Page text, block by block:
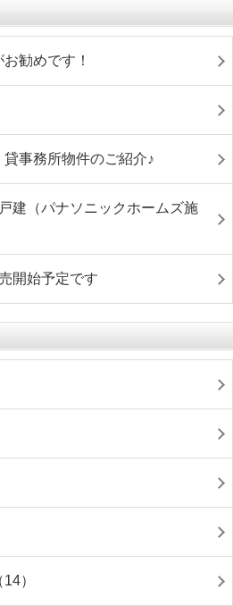
勧めです！
事務所物件のご紹介♪
建（パナソニックホームズ施
開始予定です
）